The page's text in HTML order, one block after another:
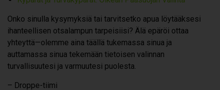
Onko sinulla kysymyksiä tai tarvitsetko apua löytääksesi
ihanteellisen otsalampun tarpeisiisi? Älä epäröi ottaa
yhteyttä—olemme aina täällä tukemassa sinua ja
auttamassa sinua tekemään tietoisen valinnan
turvallisuutesi ja varmuutesi puolesta.
– Droppe-tiimi